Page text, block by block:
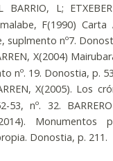
BARRIO, L;
F(1990)
suplmento nº7.
X(2004)
nº. 19. Donostia, p.
X(2005). Los
53, nº. 32.
Monumentos
Donostia, p. 211.